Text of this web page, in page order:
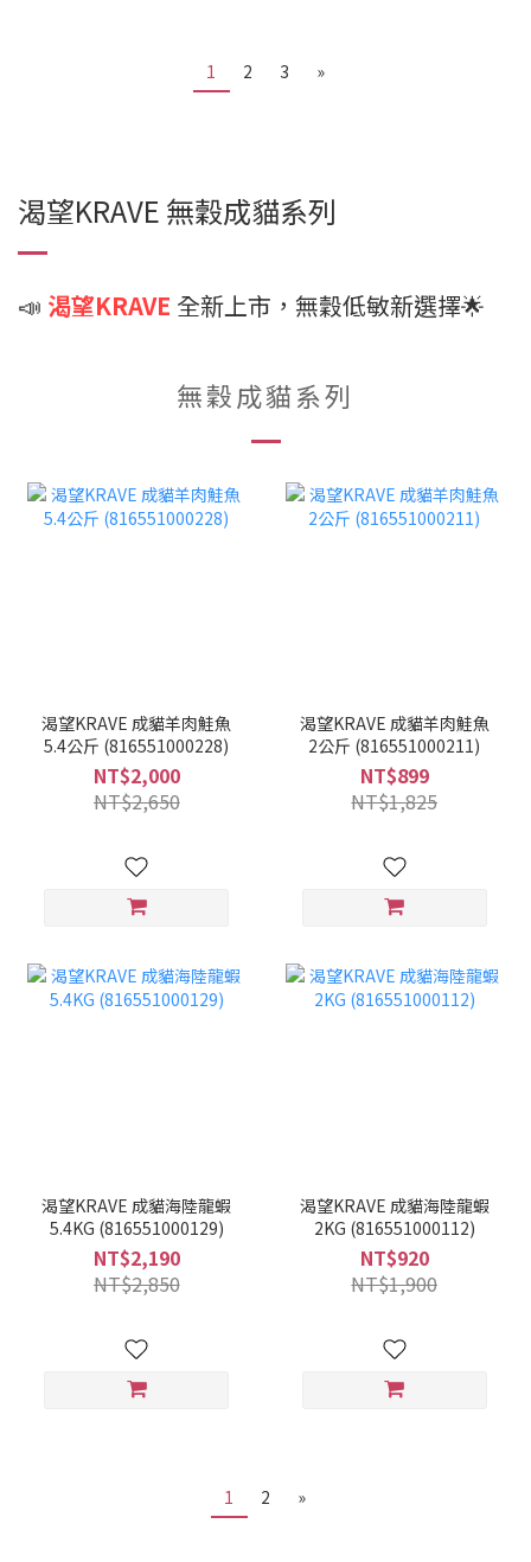
1 2 3 »
渴望KRAVE 無穀成貓系列
📣 渴望KRAVE 全新上市，無穀低敏新選擇🌟
無穀成貓系列
渴望KRAVE 成貓羊肉鮭魚
5.4公斤 (816551000228)
NT$2,000
NT$2,650
渴望KRAVE 成貓羊肉鮭魚
2公斤 (816551000211)
NT$899
NT$1,825
渴望KRAVE 成貓海陸龍蝦
5.4KG (816551000129)
NT$2,190
NT$2,850
渴望KRAVE 成貓海陸龍蝦
2KG (816551000112)
NT$920
NT$1,900
1 2 »